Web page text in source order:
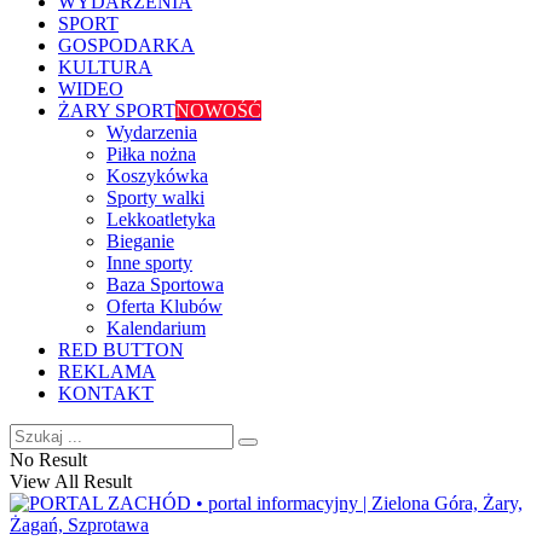
SPORT
GOSPODARKA
KULTURA
WIDEO
ŻARY SPORTNOWOŚĆ
Wydarzenia
Piłka nożna
Koszykówka
Sporty walki
Lekkoatletyka
Bieganie
Inne sporty
Baza Sportowa
Oferta Klubów
Kalendarium
RED BUTTON
REKLAMA
KONTAKT
No Result
View All Result